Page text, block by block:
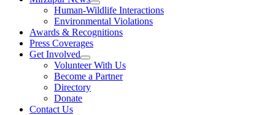
Human-Wildlife Interactions
Environmental Violations
Awards & Recognitions
Press Coverages
Get Involved
Volunteer With Us
Become a Partner
Directory
Donate
Contact Us